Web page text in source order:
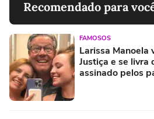
Recomendado para
FAMOSOS
Larissa Manoela
Justiça e se
assinado pelos